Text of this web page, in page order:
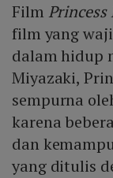
Film Princess
film yang
dalam hidup
Miyazaki,
sempurna
karena
dan
yang ditulis